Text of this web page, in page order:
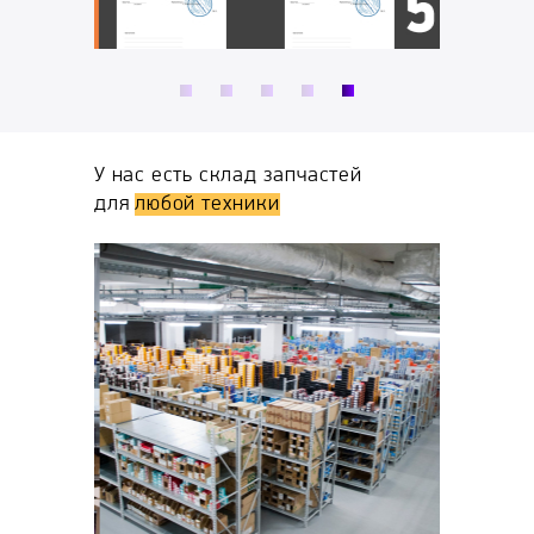
У нас есть склад запчастей
длялюбой техники